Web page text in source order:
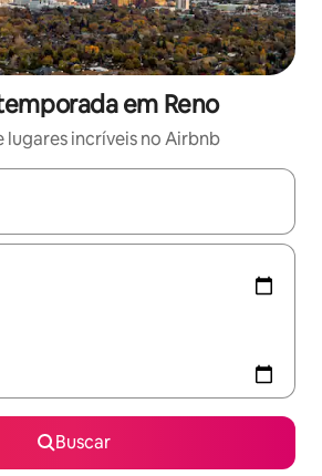
em Reno
lugares incríveis no Airbnb
estiverem disponíveis, explore-os
Buscar